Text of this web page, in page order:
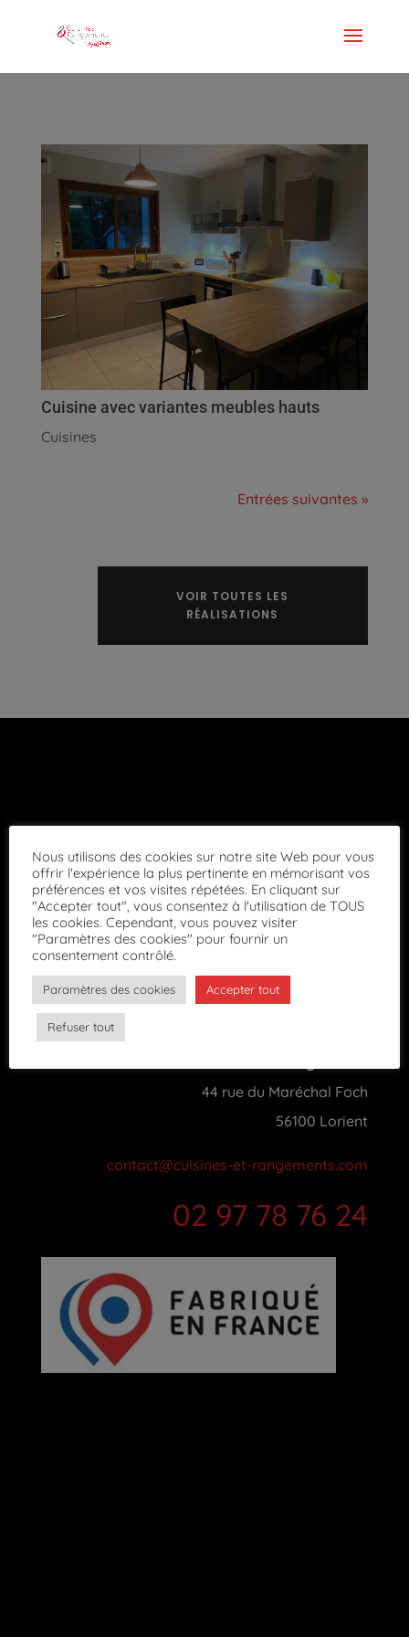
Cuisine avec variantes meubles hauts
Cuisines
Entrées suivantes »
VOIR TOUTES LES
RÉALISATIONS

44 rue du Maréchal Foch
56100 Lorient
contact@cuisines-et-rangements.com
02 97 78 76 24
Nous utilisons des cookies sur notre site Web pour vous
offrir l'expérience la plus pertinente en mémorisant vos
préférences et vos visites répétées. En cliquant sur
"Accepter tout", vous consentez à l'utilisation de TOUS
les cookies. Cependant, vous pouvez visiter
"Paramètres des cookies" pour fournir un
consentement contrôlé.
Paramètres des cookies Accepter tout
Refuser tout